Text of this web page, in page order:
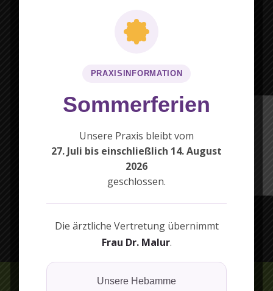
REPLY A MESSAGE
PRAXISINFORMATION
Sommerferien
Unsere Praxis bleibt vom
27. Juli bis einschließlich 14. August
2026
geschlossen.
Die ärztliche Vertretung übernimmt
Frau Dr. Malur.
Unsere Hebamme